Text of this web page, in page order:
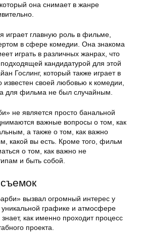
она снимает в жанре
играет главную роль в фильме,
в сфере комедии. Она знакома
играть в различных жанрах, что
кандидатурой для этой
Гослинг, который также играет в
своей любовью к комедии,
для фильма не был случайным.
не является просто банальной
важные вопросы о том, как
а также о том, как важно
какой вы есть. Кроме того, фильм
о том, как важно не
и быть собой.
вызвал огромный интерес у
уникальной графике и атмосфере
как именно проходит процесс
проекта.